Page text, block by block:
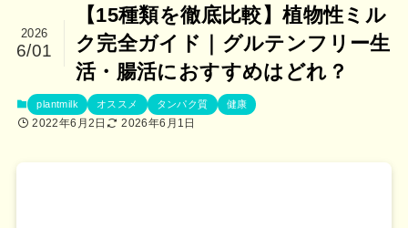
【15種類を徹底比較】植物性ミル
ク完全ガイド｜グルテンフリー生
活・腸活におすすめはどれ？
2026
6/01
plantmilk オススメ タンパク質 健康
2022年6月2日 2026年6月1日